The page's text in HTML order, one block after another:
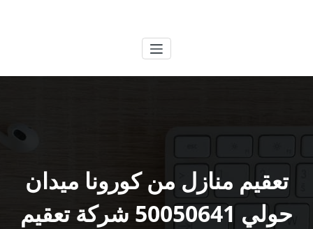
تعقيم منازل من كورونا ميدان
حولي 50050641 شركة تعقيم